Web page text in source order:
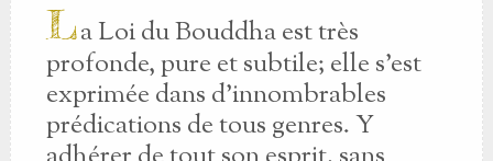
La Loi du Bouddha est très
profonde, pure et subtile; elle s'est
exprimée dans d'innombrables
prédications de tous genres. Y